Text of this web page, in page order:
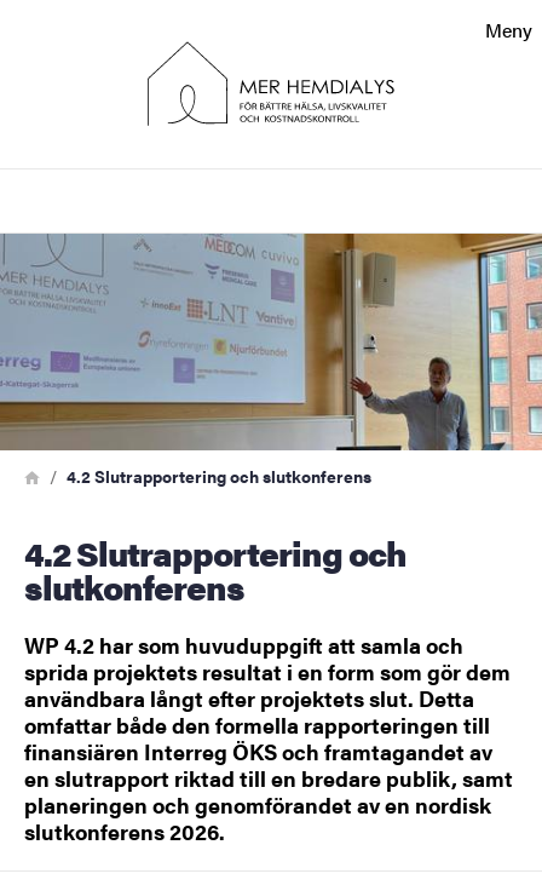
Om webbplatsen
Meny
Bild
Länkstig
Hem4.2 Slutrapportering och slutkonferens
4.2 Slutrapportering och
slutkonferens
WP 4.2 har som huvuduppgift att samla och
sprida projektets resultat i en form som gör dem
användbara långt efter projektets slut. Detta
omfattar både den formella rapporteringen till
finansiären Interreg ÖKS och framtagandet av
en slutrapport riktad till en bredare publik, samt
planeringen och genomförandet av en nordisk
slutkonferens 2026.